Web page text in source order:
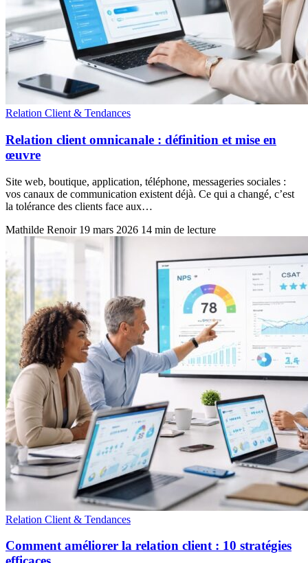
Relation Client & Tendances
Relation client omnicanale : définition et mise en
œuvre
Site web, boutique, application, téléphone, messageries sociales :
vos canaux de communication existent déjà. Ce qui a changé, c’est
la tolérance des clients face aux…
Mathilde Renoir 19 mars 2026 14 min de lecture
Relation Client & Tendances
Comment améliorer la relation client : 10 stratégies